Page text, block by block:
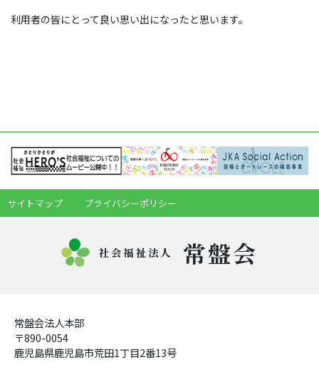
利用者の皆にとって良い思い出になったと思います。
サイトマップ プライバシーポリシー
社会福祉法人 常盤会
常盤会法人本部
〒890-0054
鹿児島県鹿児島市荒田1丁目2番13号